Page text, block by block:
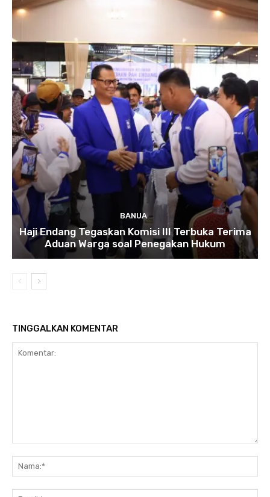
BANUA
Haji Endang Tegaskan Komisi III Terbuka Terima
Aduan Warga soal Penegakan Hukum
TINGGALKAN KOMENTAR